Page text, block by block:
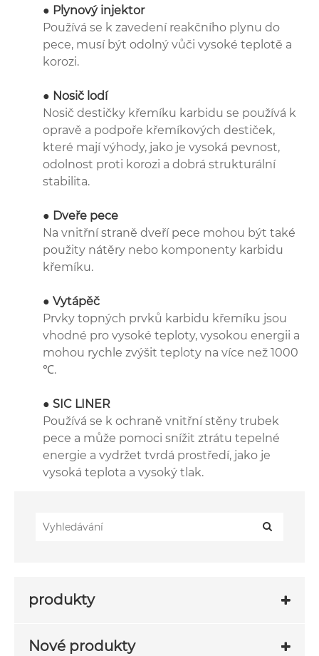
● Plynový injektor
Používá se k zavedení reakčního plynu do
pece, musí být odolný vůči vysoké teplotě a
korozi.
● Nosič lodí
Nosič destičky křemíku karbidu se používá k
opravě a podpoře křemíkových destiček,
které mají výhody, jako je vysoká pevnost,
odolnost proti korozi a dobrá strukturální
stabilita.
● Dveře pece
Na vnitřní straně dveří pece mohou být také
použity nátěry nebo komponenty karbidu
křemíku.
● Vytápěč
Prvky topných prvků karbidu křemíku jsou
vhodné pro vysoké teploty, vysokou energii a
mohou rychle zvýšit teploty na více než 1000
℃.
● SIC LINER
Používá se k ochraně vnitřní stěny trubek
pece a může pomoci snížit ztrátu tepelné
energie a vydržet tvrdá prostředí, jako je
vysoká teplota a vysoký tlak.
produkty
Nové produkty